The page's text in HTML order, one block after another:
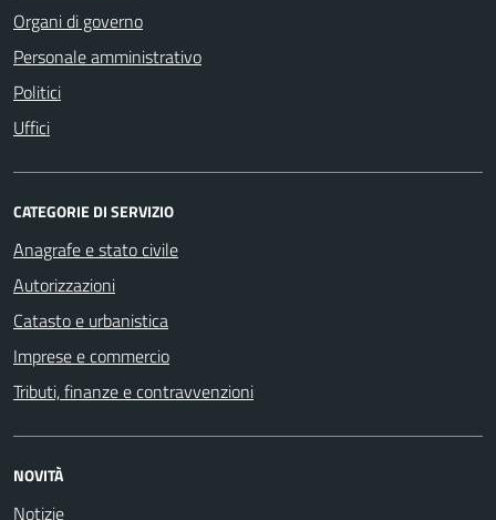
Organi di governo
Personale amministrativo
Politici
Uffici
CATEGORIE DI SERVIZIO
Anagrafe e stato civile
Autorizzazioni
Catasto e urbanistica
Imprese e commercio
Tributi, finanze e contravvenzioni
NOVITÀ
Notizie